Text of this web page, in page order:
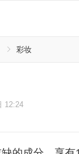
彩妆
12:24